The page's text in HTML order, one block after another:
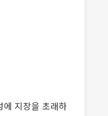
지장을 초래하